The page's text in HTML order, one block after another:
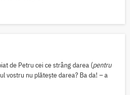
de Petru cei ce strâng darea (pentru
vostru nu plătește darea? Ba da! – a